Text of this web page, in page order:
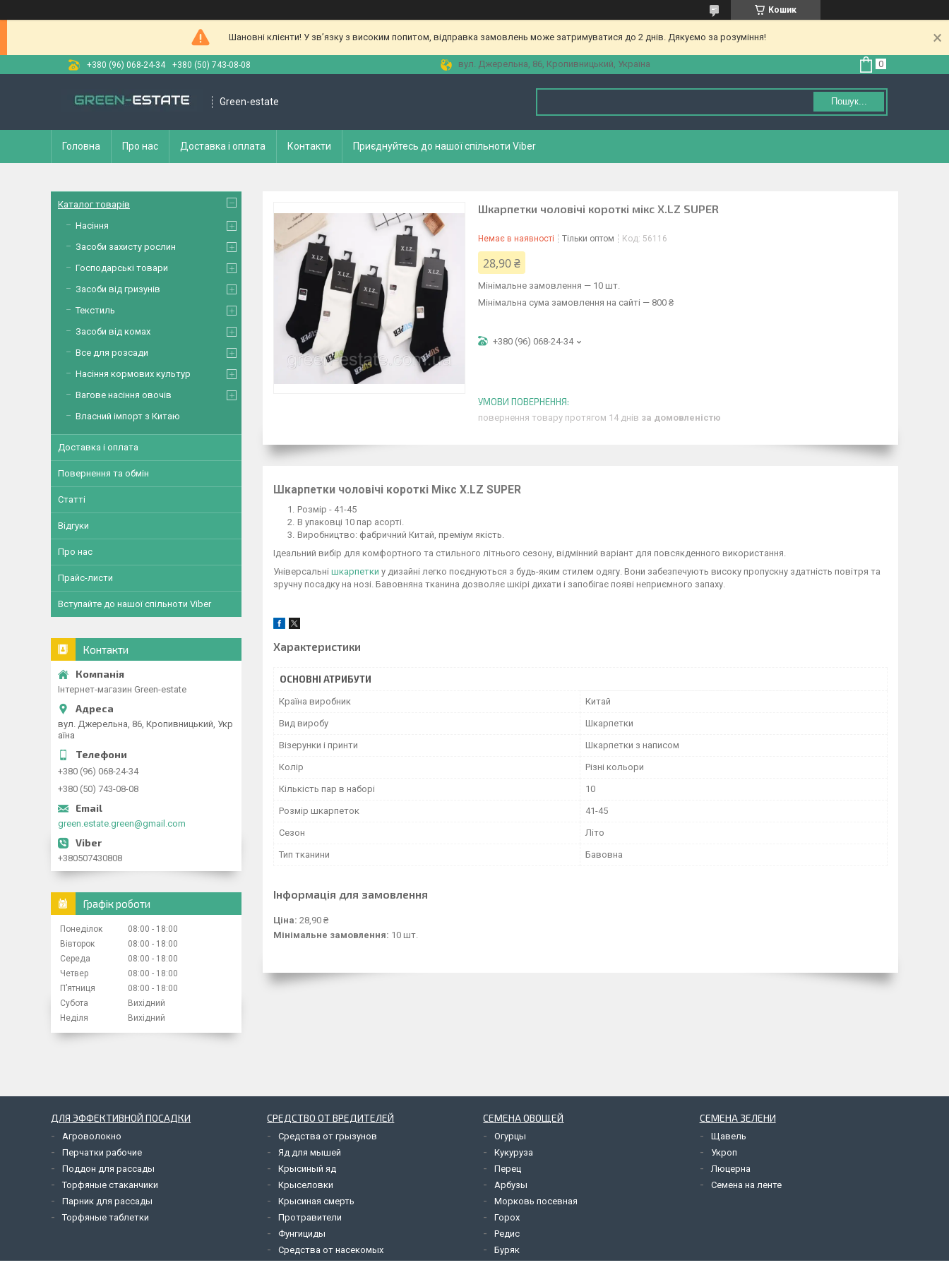
Кошик
Шановні клієнти! У зв’язку з високим попитом, відправка замовлень може затримуватися до 2 днів. Дякуємо за розуміння!
+380 (96) 068-24-34 +380 (50) 743-08-08 вул. Джерельна, 86, Кропивницький, Україна
Green-estate Пошук...
Головна Про нас Доставка і оплата Контакти Приєднуйтесь до нашої спільноти Viber
Шкарпетки чоловічі короткі мікс Х.LZ SUPER
Немає в наявності Тільки оптом Код: 56116
28,90 ₴
Мінімальне замовлення — 10 шт.
Мінімальна сума замовлення на сайті — 800 ₴
+380 (96) 068-24-34
повернення товару протягом 14 днів за домовленістю
Шкарпетки чоловічі короткі Мікс Х.LZ SUPER
Розмір - 41-45
В упаковці 10 пар асорті.
Виробництво: фабричний Китай, преміум якість.
Ідеальний вибір для комфортного та стильного літнього сезону, відмінний варіант для повсякденного використання.
Універсальні шкарпетки у дизайні легко поєднуються з будь-яким стилем одягу. Вони забезпечують високу пропускну здатність повітря та
зручну посадку на нозі. Бавовняна тканина дозволяє шкірі дихати і запобігає появі неприємного запаху.
Характеристики
ОСНОВНІ АТРИБУТИ
Країна виробник Китай
Вид виробу Шкарпетки
Візерунки і принти Шкарпетки з написом
Колір Різні кольори
Кількість пар в наборі 10
Розмір шкарпеток 41-45
Сезон Літо
Тип тканини Бавовна
Інформація для замовлення
Ціна: 28,90 ₴
Мінімальне замовлення: 10 шт.
Каталог товарів
Насіння
Засоби захисту рослин
Господарські товари
Засоби від гризунів
Текстиль
Засоби від комах
Все для розсади
Насіння кормових культур
Вагове насіння овочів
Власний імпорт з Китаю
Доставка і оплата
Повернення та обмін
Статті
Відгуки
Про нас
Прайс-листи
Вступайте до нашої спільноти Viber
Контакти
Інтернет-магазин Green-estate
вул. Джерельна, 86, Кропивницький, Укр
аїна
+380 (96) 068-24-34
+380 (50) 743-08-08
green.estate.green@gmail.com
+380507430808
Графік роботи
Понеділок 08:00
18:00
Вівторок
08:00
18:00
Середа
08:00
18:00
Четвер
08:00
18:00
Пʼятниця
08:00
18:00
Субота
Вихідний
Неділя
Вихідний
ДЛЯ ЭФФЕКТИВНОЙ ПОСАДКИ
Агроволокно
Перчатки рабочие
Поддон для рассады
Торфяные стаканчики
Парник для рассады
Торфяные таблетки
СРЕДСТВО ОТ ВРЕДИТЕЛЕЙ
Средства от грызунов
Яд для мышей
Крысиный яд
Крыселовки
Крысиная смерть
Протравители
Фунгициды
Средства от насекомых
СЕМЕНА ОВОЩЕЙ
Огурцы
Кукуруза
Перец
Арбузы
Морковь посевная
Горох
Редис
Буряк
СЕМЕНА ЗЕЛЕНИ
Щавель
Укроп
Люцерна
Семена на ленте